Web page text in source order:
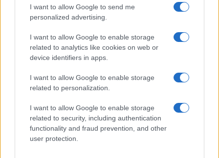
I want to allow Google to send me
personalized advertising.
I want to allow Google to enable storage
related to analytics like cookies on web or
device identifiers in apps.
I want to allow Google to enable storage
related to personalization.
I want to allow Google to enable storage
related to security, including authentication
functionality and fraud prevention, and other
user protection.
Οι Ινδοί πήγαν Pitch Black 26 με μια
ιδιαιτερότητα
Πλωτά data center με ενέργεια από τα
κύματα – το AI ανοίγεται στον ωκεανό